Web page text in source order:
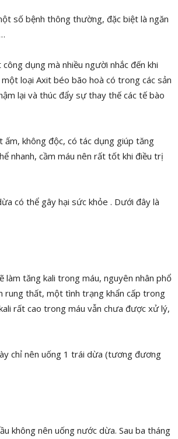
số bệnh thông thường, đặc biệt là ngăn
dụng mà nhiều người nhắc đến khi
loại Axit béo bão hoà có trong các sản
lại và thúc đẩy sự thay thế các tế bào
không độc, có tác dụng giúp tăng
nhanh, cầm máu nên rất tốt khi điều trị
có thể gây hại sức khỏe . Dưới đây là
làm tăng kali trong máu, nguyên nhân phổ
rung thất, một tình trạng khẩn cấp trong
rất cao trong máu vẫn chưa được xử lý,
chỉ nên uống 1 trái dừa (tương đương
không nên uống nước dừa. Sau ba tháng